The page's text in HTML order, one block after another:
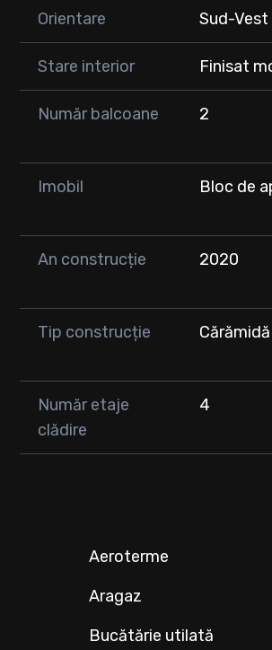
Grădiniță
Pentru mai multe detalii sau
Orientare Sud-Vest
Stare interior Finisat
Număr balcoane 2
Imobil Bloc de
An construcție 2020
Tip construcție Cărămidă
Număr etaje
clădire
4
Aeroterme
Aragaz
Bucătărie utilată